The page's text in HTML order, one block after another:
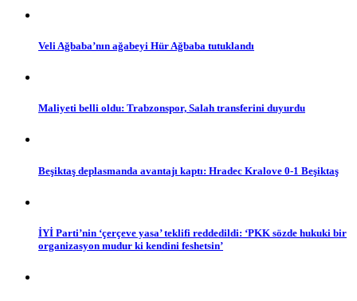
Veli Ağbaba’nın ağabeyi Hür Ağbaba tutuklandı
Maliyeti belli oldu: Trabzonspor, Salah transferini duyurdu
Beşiktaş deplasmanda avantajı kaptı: Hradec Kralove 0-1 Beşiktaş
İYİ Parti’nin ‘çerçeve yasa’ teklifi reddedildi: ‘PKK sözde hukuki bir
organizasyon mudur ki kendini feshetsin’